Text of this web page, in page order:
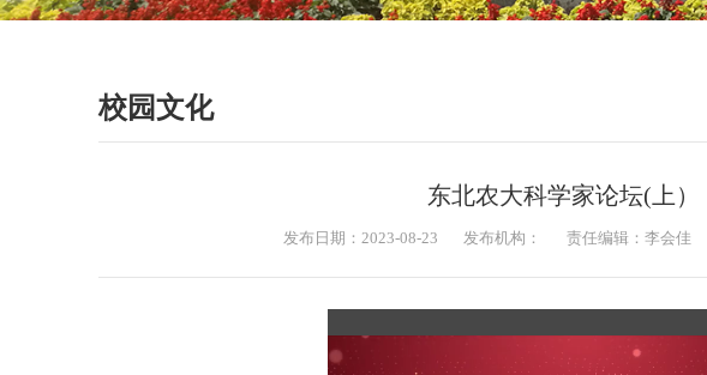
校园文化
东北农大科学家论坛(上）
发布日期：2023-08-23 发布机构： 责任编辑：李会佳